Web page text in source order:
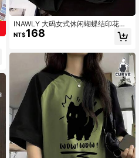
INAWLY 大码女式休闲蝴蝶结印花短
袖圆领T恤
NT$168